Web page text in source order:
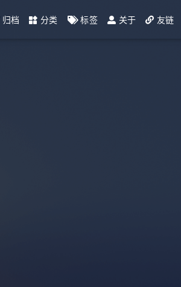
归档 分类 标签 关于 友链